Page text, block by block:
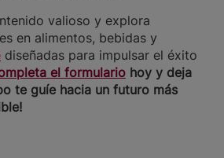
valioso y explora
en alimentos, bebidas y
diseñadas para impulsar el éxito
el formulario hoy y deja
te guíe hacia un futuro más